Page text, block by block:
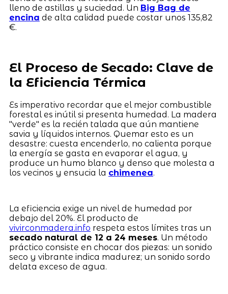
lleno de astillas y suciedad. Un Big Bag de
encina de alta calidad puede costar unos 135,82
€.
El Proceso de Secado: Clave de
la Eficiencia Térmica
Es imperativo recordar que el mejor combustible
forestal es inútil si presenta humedad. La madera
"verde" es la recién talada que aún mantiene
savia y líquidos internos. Quemar esto es un
desastre: cuesta encenderlo, no calienta porque
la energía se gasta en evaporar el agua, y
produce un humo blanco y denso que molesta a
los vecinos y ensucia la chimenea.
La eficiencia exige un nivel de humedad por
debajo del 20%. El producto de
vivirconmadera.info respeta estos límites tras un
secado natural de 12 a 24 meses. Un método
práctico consiste en chocar dos piezas: un sonido
seco y vibrante indica madurez; un sonido sordo
delata exceso de agua.